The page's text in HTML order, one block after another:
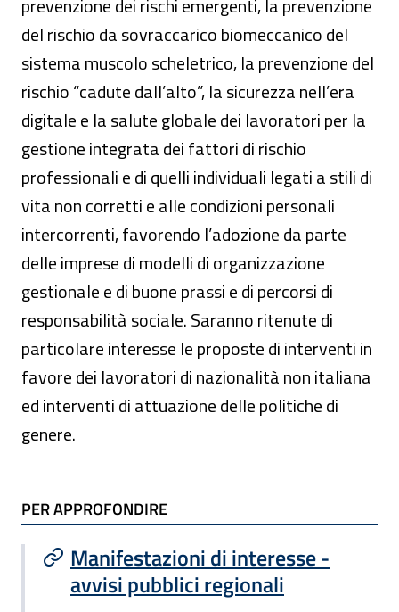
prevenzione dei rischi emergenti, la prevenzione
del rischio da sovraccarico biomeccanico del
sistema muscolo scheletrico, la prevenzione del
rischio “cadute dall’alto”, la sicurezza nell’era
digitale e la salute globale dei lavoratori per la
gestione integrata dei fattori di rischio
professionali e di quelli individuali legati a stili di
vita non corretti e alle condizioni personali
intercorrenti, favorendo l’adozione da parte
delle imprese di modelli di organizzazione
gestionale e di buone prassi e di percorsi di
responsabilità sociale. Saranno ritenute di
particolare interesse le proposte di interventi in
favore dei lavoratori di nazionalità non italiana
ed interventi di attuazione delle politiche di
genere.
TI POTREBBE INTERESSARE
PER APPROFONDIRE
Manifestazioni di interesse -
avvisi pubblici regionali